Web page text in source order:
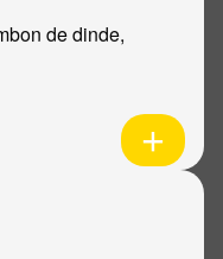
de dinde,